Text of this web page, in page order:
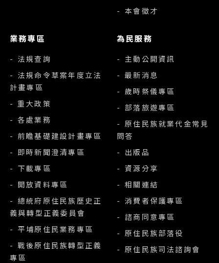
- 本會徵才
業務專區
- 法規查詢
- 法規命令草案年度立法
計畫專區
- 重大政策
- 各處業務
- 前瞻基礎建設計畫專區
- 即時新聞澄清專區
- 下載專區
- 開放資料專區
- 總統府原住民族歷史正
義與轉型正義委員會
- 平埔原住民業務專區
- 戰後原住民族轉型正義
專區
為民服務
- 主動公開資訊
- 最新消息
- 歲時祭儀專區
- 部落旅遊專區
- 原住民族就業代金常見
問答
- 出版品
- 資源分享
- 相關連結
- 消費者保護專區
- 諮商同意專區
- 原住民族部落役
- 原住民族司法諮詢會